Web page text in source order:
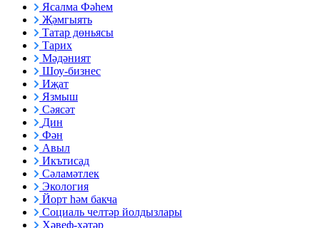
Ясалма Фәһем
Җәмгыять
Татар дөньясы
Тарих
Мәдәният
Шоу-бизнес
Иҗат
Язмыш
Сәясәт
Дин
Фән
Авыл
Икътисад
Сәламәтлек
Экология
Йорт һәм бакча
Социаль челтәр йолдызлары
Хәвеф-хәтәр